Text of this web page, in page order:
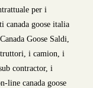
per i
canada goose italia
Goose Saldi,
i camion, i
contractor, i
line canada goose